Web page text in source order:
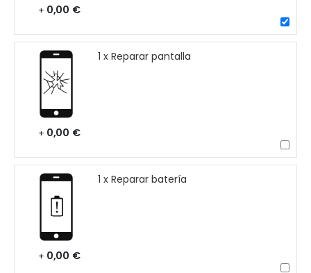
+ 0,00 €
1 x Reparar pantalla
+ 0,00 €
1 x Reparar batería
+ 0,00 €